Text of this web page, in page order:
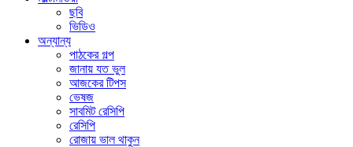
ছবি
ভিডিও
অন্যান্য
পাঠকের গল্প
জানায় যত ভুল
আজকের টিপস
ভেষজ
সাবমিট রেসিপি
রেসিপি
রোজায় ভাল থাকুন